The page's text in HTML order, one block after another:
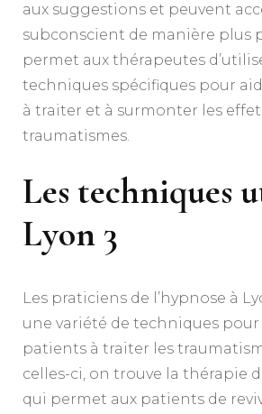
aux suggestions et peuvent
subconscient de manière plus
permet aux thérapeutes
techniques spécifiques pour
à traiter et à surmonter les
traumatismes.
Les techniques
Lyon 3
Les praticiens de l’hypnose à
une variété de techniques pour
patients à traiter les
celles-ci, on trouve la thérapie
qui permet aux patients de